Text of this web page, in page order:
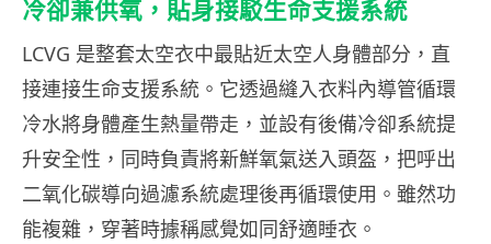
冷卻兼供氧，貼身接駁生命支援系統
LCVG 是整套太空衣中最貼近太空人身體部分，直
接連接生命支援系統。它透過縫入衣料內導管循環
冷水將身體產生熱量帶走，並設有後備冷卻系統提
升安全性，同時負責將新鮮氧氣送入頭盔，把呼出
二氧化碳導向過濾系統處理後再循環使用。雖然功
能複雜，穿著時據稱感覺如同舒適睡衣。